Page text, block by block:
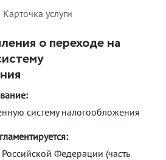
Карточка услуги
о переходе на
систему налогообложения
Федерации (часть